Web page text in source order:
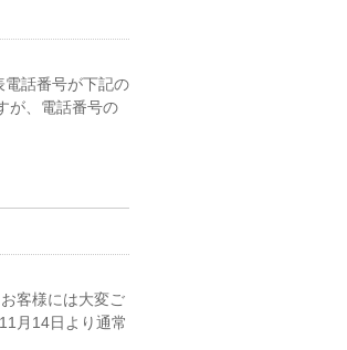
話番号が下記の
が、電話番号の
客様には大変ご
月14日より通常